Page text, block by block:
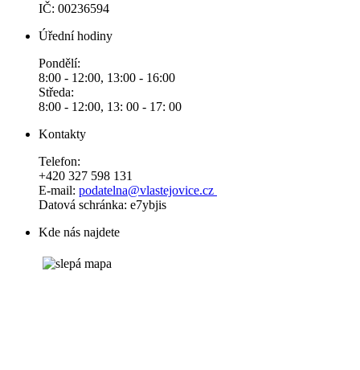
IČ: 00236594
Úřední hodiny
Pondělí:
8:00 - 12:00, 13:00 - 16:00
Středa:
8:00 - 12:00, 13: 00 - 17: 00
Kontakty
Telefon:
+420 327 598 131
E-mail: podatelna@vlastejovice.cz
Datová schránka: e7ybjis
Kde nás najdete